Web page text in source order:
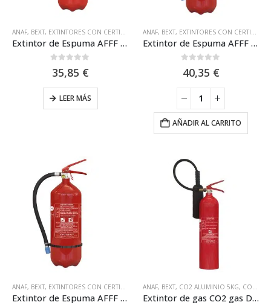
ANAF, BEXT, EXTINTORES CON CERTIFICACIÓN MARINA MED ,EXTINTORES HÍDRICOS
Extintor de Espuma AFFF de 6L 27A-233B (100% Aluminio) Anaf FS6-J
35,85 €
LEER MÁS
ANAF, BEXT, EXTINTORES CON CERTIFICACIÓN MARINA MED
Extintor de Espuma AFFF de 6L con Casco de Aluminio Anaf FS6-LHF
40,35 €
AÑADIR AL CARRITO
ANAF, BEXT, EXTINTORES CON CERTIFICACIÓN MARINA MED , H. ESTANDAR 6L ,H.
Extintor de Espuma AFFF de 6L Eficacia 27A-233B Anaf FS6-LH
ANAF, BEXT, CO2 ALUMINIO 5KG, CO2 ESTANDAR 5KG
Extintor de gas CO2 gas Dióxido Carbono de 5kg con Casco Aluminio y Eficacia 89B Anaf CS5-AM